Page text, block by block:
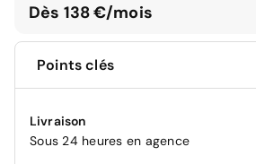
Dès 138 €/mois
Points clés
Livraison
Sous 24 heures en agence